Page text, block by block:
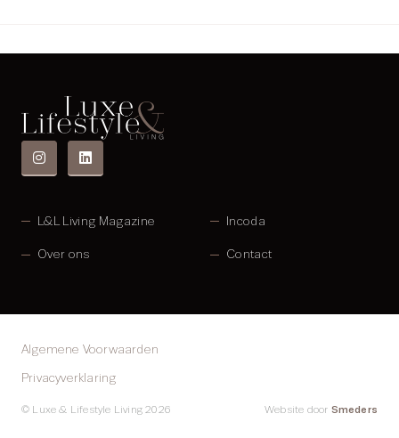
L&L Living Magazine Incoda
Over ons Contact
© Luxe & Lifestyle Living 2026
Algemene Voorwaarden
Privacyverklaring
Website door Smeders